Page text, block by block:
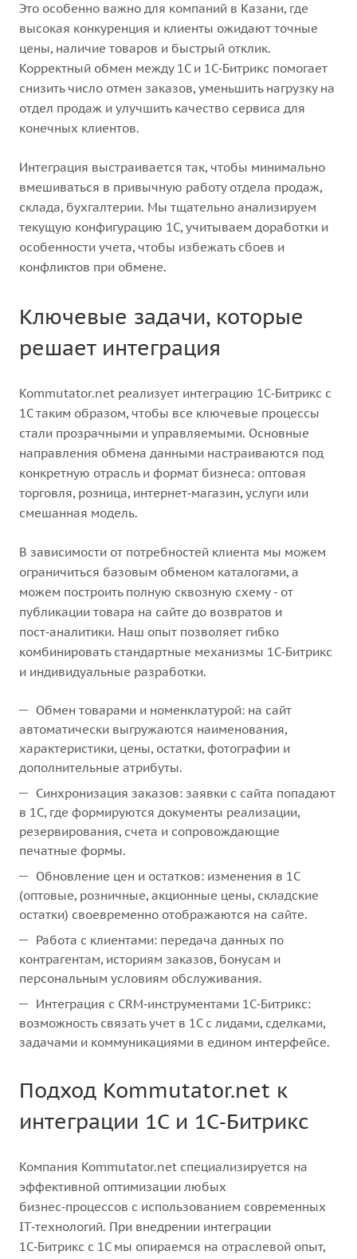
Это особенно важно для компаний в Казани, где
высокая конкуренция и клиенты ожидают точные
цены, наличие товаров и быстрый отклик.
Корректный обмен между 1С и 1С‑Битрикс помогает
снизить число отмен заказов, уменьшить нагрузку на
отдел продаж и улучшить качество сервиса для
конечных клиентов.
Интеграция выстраивается так, чтобы минимально
вмешиваться в привычную работу отдела продаж,
склада, бухгалтерии. Мы тщательно анализируем
текущую конфигурацию 1С, учитываем доработки и
особенности учета, чтобы избежать сбоев и
конфликтов при обмене.
Ключевые задачи, которые
решает интеграция
Kommutator.net реализует интеграцию 1С‑Битрикс с
1С таким образом, чтобы все ключевые процессы
стали прозрачными и управляемыми. Основные
направления обмена данными настраиваются под
конкретную отрасль и формат бизнеса: оптовая
торговля, розница, интернет‑магазин, услуги или
смешанная модель.
В зависимости от потребностей клиента мы можем
ограничиться базовым обменом каталогами, а
можем построить полную сквозную схему - от
публикации товара на сайте до возвратов и
пост‑аналитики. Наш опыт позволяет гибко
комбинировать стандартные механизмы 1С‑Битрикс
и индивидуальные разработки.
Обмен товарами и номенклатурой: на сайт
автоматически выгружаются наименования,
характеристики, цены, остатки, фотографии и
дополнительные атрибуты.
Синхронизация заказов: заявки с сайта попадают
в 1С, где формируются документы реализации,
резервирования, счета и сопровождающие
печатные формы.
Обновление цен и остатков: изменения в 1С
(оптовые, розничные, акционные цены, складские
остатки) своевременно отображаются на сайте.
Работа с клиентами: передача данных по
контрагентам, историям заказов, бонусам и
персональным условиям обслуживания.
Интеграция с CRM‑инструментами 1С‑Битрикс:
возможность связать учет в 1С с лидами, сделками,
задачами и коммуникациями в едином интерфейсе.
Подход Kommutator.net к
интеграции 1С и 1С‑Битрикс
Компания Kommutator.net специализируется на
эффективной оптимизации любых
бизнес‑процессов с использованием современных
IT‑технологий. При внедрении интеграции
1С‑Битрикс с 1С мы опираемся на отраслевой опыт,